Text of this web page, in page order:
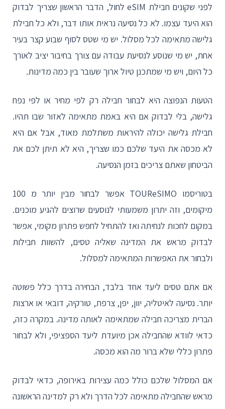
לפני שקונים חבילת eSIM לחול, הדבר הראשון שצריך לבדוק
הוא היעד עצמו. לא כל נסיעה נראית אותו דבר, ולא כל חבילת
גלישה מתאימה לכל מסלול. יש מי שטס לסוף שבוע קצר בעיר
אחת, יש מי שנוסע לנסיעת עבודה עם צורך בחיבור יציב לאורך
כל היום, ויש מי שמתכנן טיול ארוך שעובר בין כמה מדינות.
הטעות הנפוצה היא לבחור חבילה רק לפי מחיר או לפי נפח
גלישה, בלי לבדוק אם היא באמת מתאימה לאזור שבו תהיו.
חבילת גלישה יכולה להיראות משתלמת מאוד, אבל אם היא
לא מכסה את היעד שלכם כמו שצריך, היא לא תיתן לכם את
הביטחון שאתם צריכים בזמן הנסיעה.
בטוריסמו TOUReSIMO אפשר לבחור מבין יותר מ 100
מיקומים, וזה יתרון משמעותי לנוסעים שרוצים להגיע מוכנים.
במקום לחכות לנחיתה ואז להתחיל לחפש פתרון מקומי, אפשר
לבדוק מראש את המדינה שאליה טסים, להשוות חבילות
ולבחור את האפשרות המתאימה למסלול.
אם אתם טסים ליעד אחד בלבד, הבחירה בדרך כלל פשוטה
יותר. נסיעה לאיטליה, יוון, יפן, צרפת, טורקיה, דובאי או ארצות
הברית מצריכה חבילה שמתאימה לאותה מדינה. במקרה כזה,
כדאי לוודא שהחבילה אכן מיועדת ליעד הספציפי, ולא לבחור
פתרון כללי שלא ברור מה הוא מכסה.
אם המסלול שלכם כולל כמה עצירות באירופה, כדאי לבדוק
מראש שהחבילה מתאימה לכל הדרך ולא רק למדינה הראשונה